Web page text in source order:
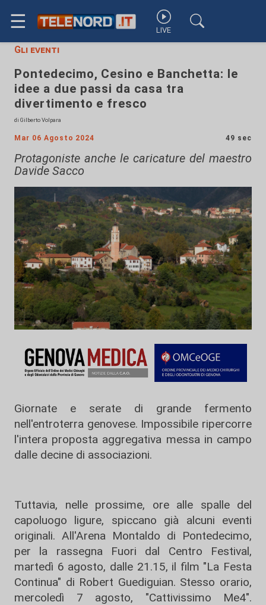
☰ LIVE
Gli eventi
Pontedecimo, Cesino e Banchetta: le
idee a due passi da casa tra
divertimento e fresco
di Gilberto Volpara
Mar 06 Agosto 2024 49 sec
Protagoniste anche le caricature del maestro
Davide Sacco
Giornate e serate di grande fermento
nell'entroterra genovese. Impossibile ripercorre
l'intera proposta aggregativa messa in campo
dalle decine di associazioni.
Tuttavia, nelle prossime, ore alle spalle del
capoluogo ligure, spiccano già alcuni eventi
originali. All'Arena Montaldo di Pontedecimo,
per la rassegna Fuori dal Centro Festival,
martedì 6 agosto, dalle 21.15, il film "La Festa
Continua" di Robert Guediguian. Stesso orario,
mercoledì 7 agosto, "Cattivissimo Me4".